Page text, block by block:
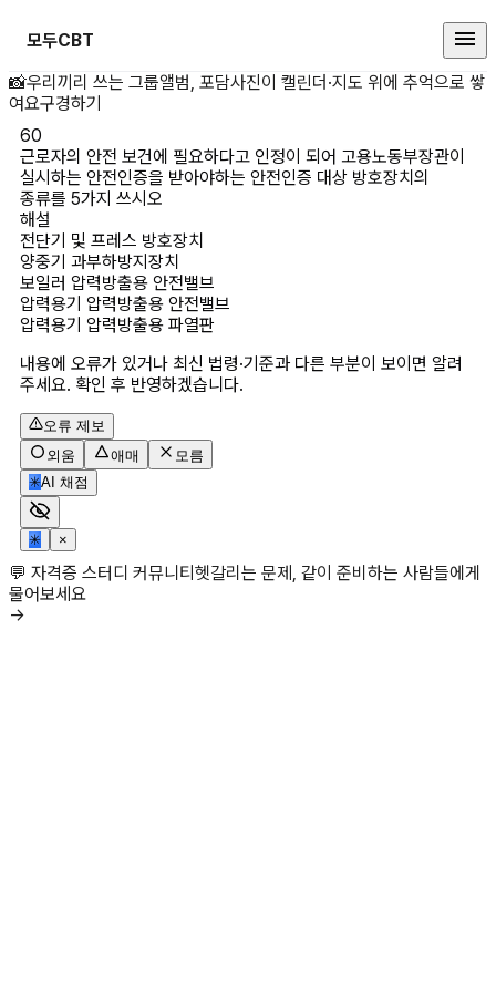
모두CBT
근로자의 안전 보건에 필요하다고
📸우리끼리 쓰는 그룹앨범, 포담사진이 캘린더·지도 위에 추억으로 쌓
여요구경하기
60
근로자의 안전 보건에 필요하다고 인정이 되어 고용노동부장관이
실시하는 안전인증을 받아야하는 안전인증 대상 방호장치의
종류를 5가지 쓰시오
해설
전단기 및 프레스 방호장치
양중기 과부하방지장치
보일러 압력방출용 안전밸브
압력용기 압력방출용 안전밸브
압력용기 압력방출용 파열판
내용에 오류가 있거나 최신 법령·기준과 다른 부분이 보이면 알려
주세요. 확인 후 반영하겠습니다.
오류 제보
외움
애매
모름
✳AI 채점
✳ ×
💬 자격증 스터디 커뮤니티헷갈리는 문제, 같이 준비하는 사람들에게
물어보세요
→